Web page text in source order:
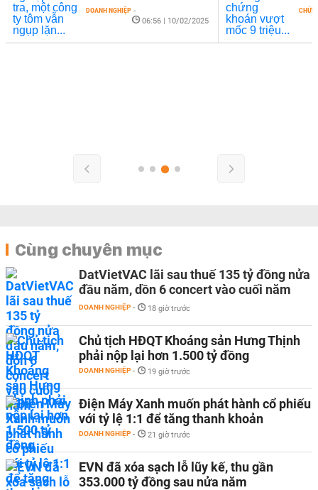
DOANH NGHIỆP -
06:56 | 10/02/2025
Cùng chuyên mục
DatVietVAC lãi sau thuế 135 tỷ đồng nửa
đầu năm, dồn 6 concert vào cuối năm
DOANH NGHIỆP - 18 giờ trước
Chủ tịch HĐQT Khoáng sản Hưng Thịnh
phải nộp lại hơn 1.500 tỷ đồng
DOANH NGHIỆP - 19 giờ trước
Điện Máy Xanh muốn phát hành cổ phiếu
với tỷ lệ 1:1 để tăng thanh khoản
DOANH NGHIỆP - 21 giờ trước
EVN đã xóa sạch lỗ lũy kế, thu gần
353.000 tỷ đồng sau nửa năm